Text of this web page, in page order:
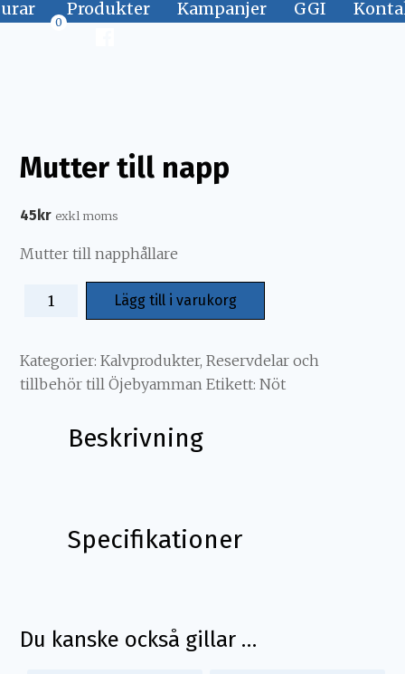
0
Produkter Kampanjer GGI
Mutter till napp
45 kr exkl moms
Mutter till napphållare
Lägg till i varukorg
Kategorier:Kalvprodukter,Reservdelar och
tillbehör till Öjebyamman Etikett:Nöt
Beskrivning
Plastmutter till napphållaren för att sätta fast
Specifikationer
Du kanske också gillar …